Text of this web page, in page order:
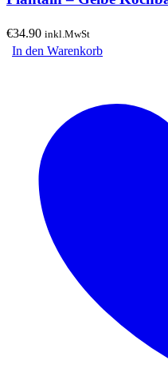
€34.90 inkl.MwSt
In den Warenkorb